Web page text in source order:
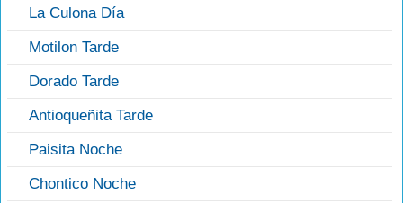
La Culona Día
Motilon Tarde
Dorado Tarde
Antioqueñita Tarde
Paisita Noche
Chontico Noche